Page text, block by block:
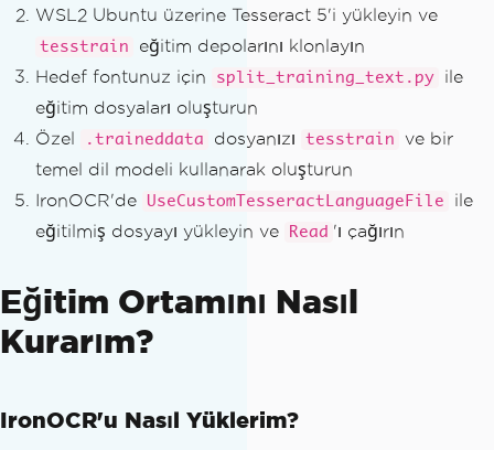
WSL2 Ubuntu üzerine Tesseract 5'i yükleyin ve
tesstrain
eğitim depolarını klonlayın
Hedef fontunuz için
split_training_text.py
ile
eğitim dosyaları oluşturun
Özel
.traineddata dosyanızı tesstrain
ve bir
temel dil modeli kullanarak oluşturun
IronOCR'de
UseCustomTesseractLanguageFile
ile
eğitilmiş dosyayı yükleyin ve
Read 'ı çağırın
Eğitim Ortamını Nasıl
Kurarım?
IronOCR'u Nasıl Yüklerim?